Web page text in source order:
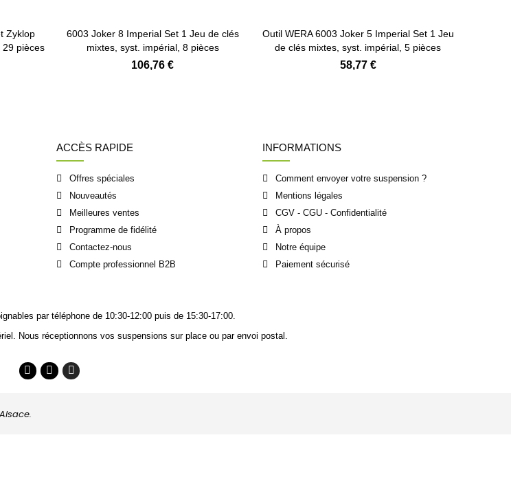
Zyklop
pièces
6003 Joker 8 Imperial Set 1 Jeu de clés
mixtes, syst. impérial, 8 pièces
106,76 €
Outil WERA 6003 Joker 5 Imperial Set 1 Jeu
de clés mixtes, syst. impérial, 5 pièces
58,77 €
ACCÈS RAPIDE
Offres spéciales
Nouveautés
Meilleures ventes
Programme de fidélité
Contactez-nous
Compte professionnel B2B
INFORMATIONS
Comment envoyer votre suspension ?
Mentions légales
CGV - CGU - Confidentialité
À propos
Notre équipe
Paiement sécurisé
par téléphone de 10:30-12:00 puis de 15:30-17:00.
Nous réceptionnons vos suspensions sur place ou par envoi postal.